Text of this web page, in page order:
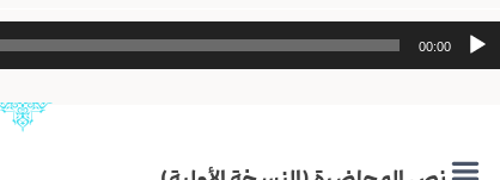
مشغل
00:00